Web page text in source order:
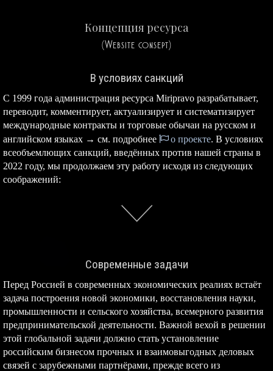
Концепция ресурса
(Website consept)
В условиях санкций
С 1999 года администрация ресурса Miripravo разрабатывает,
переводит, комментирует, актуализирует и систематизирует
международные контракты и торговые обычаи на русском и
английском языках → см. подробнее
о проекте. В условиях
всеобъемлющих санкций, введённых против нашей страны в
2022 году, мы продолжаем эту работу исходя из следующих
соображений:
Современные задачи
Перед Россией в современных экономических реалиях встаёт
задача построения новой экономики, восстановления науки,
промышленности и сельского хозяйства, всемерного развития
предпринимательской деятельности. Важной вехой в решении
этой глобальной задачи должно стать установление
российским бизнесом прочных и взаимовыгодных деловых
связей с зарубежными партнёрами, прежде всего из